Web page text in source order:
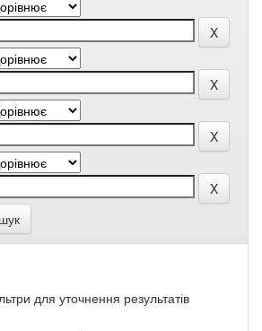
для уточнення результатів